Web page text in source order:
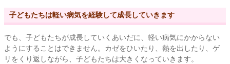
子どもたちは軽い病気を経験して成長していきます
でも、子どもたちが成長していくあいだに、軽い病気にかからない
ようにすることはできません。カゼをひいたり、熱を出したり、ゲ
リをくり返しながら、子どもたちは大きくなっていきます。